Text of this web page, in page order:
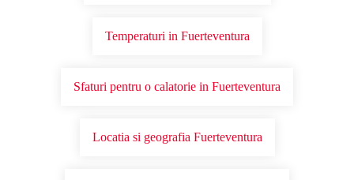
Temperaturi in Fuerteventura
Sfaturi pentru o calatorie in Fuerteventura
Locatia si geografia Fuerteventura